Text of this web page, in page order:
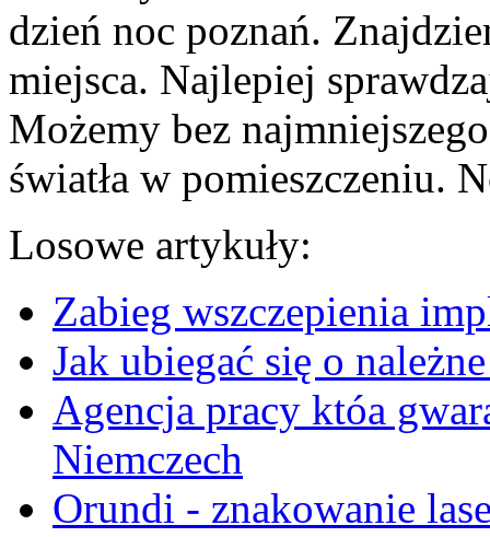
dzień noc poznań.
miejsca. Najlepiej
Możemy bez
światła w pomieszczeniu.
Losowe artykuły:
Zabieg wszczepienia
Jak ubiegać się o
Agencja pracy któa
Niemczech
Orundi - znakowanie